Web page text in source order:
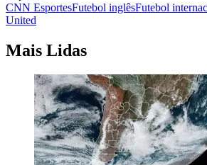
CNN EsportesFutebol inglêsFutebol
United
Mais Lidas